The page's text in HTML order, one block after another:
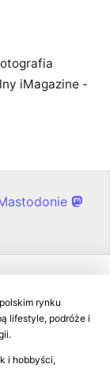
iMagazine -
rynku
lifestyle, podróże i
i hobbyści,